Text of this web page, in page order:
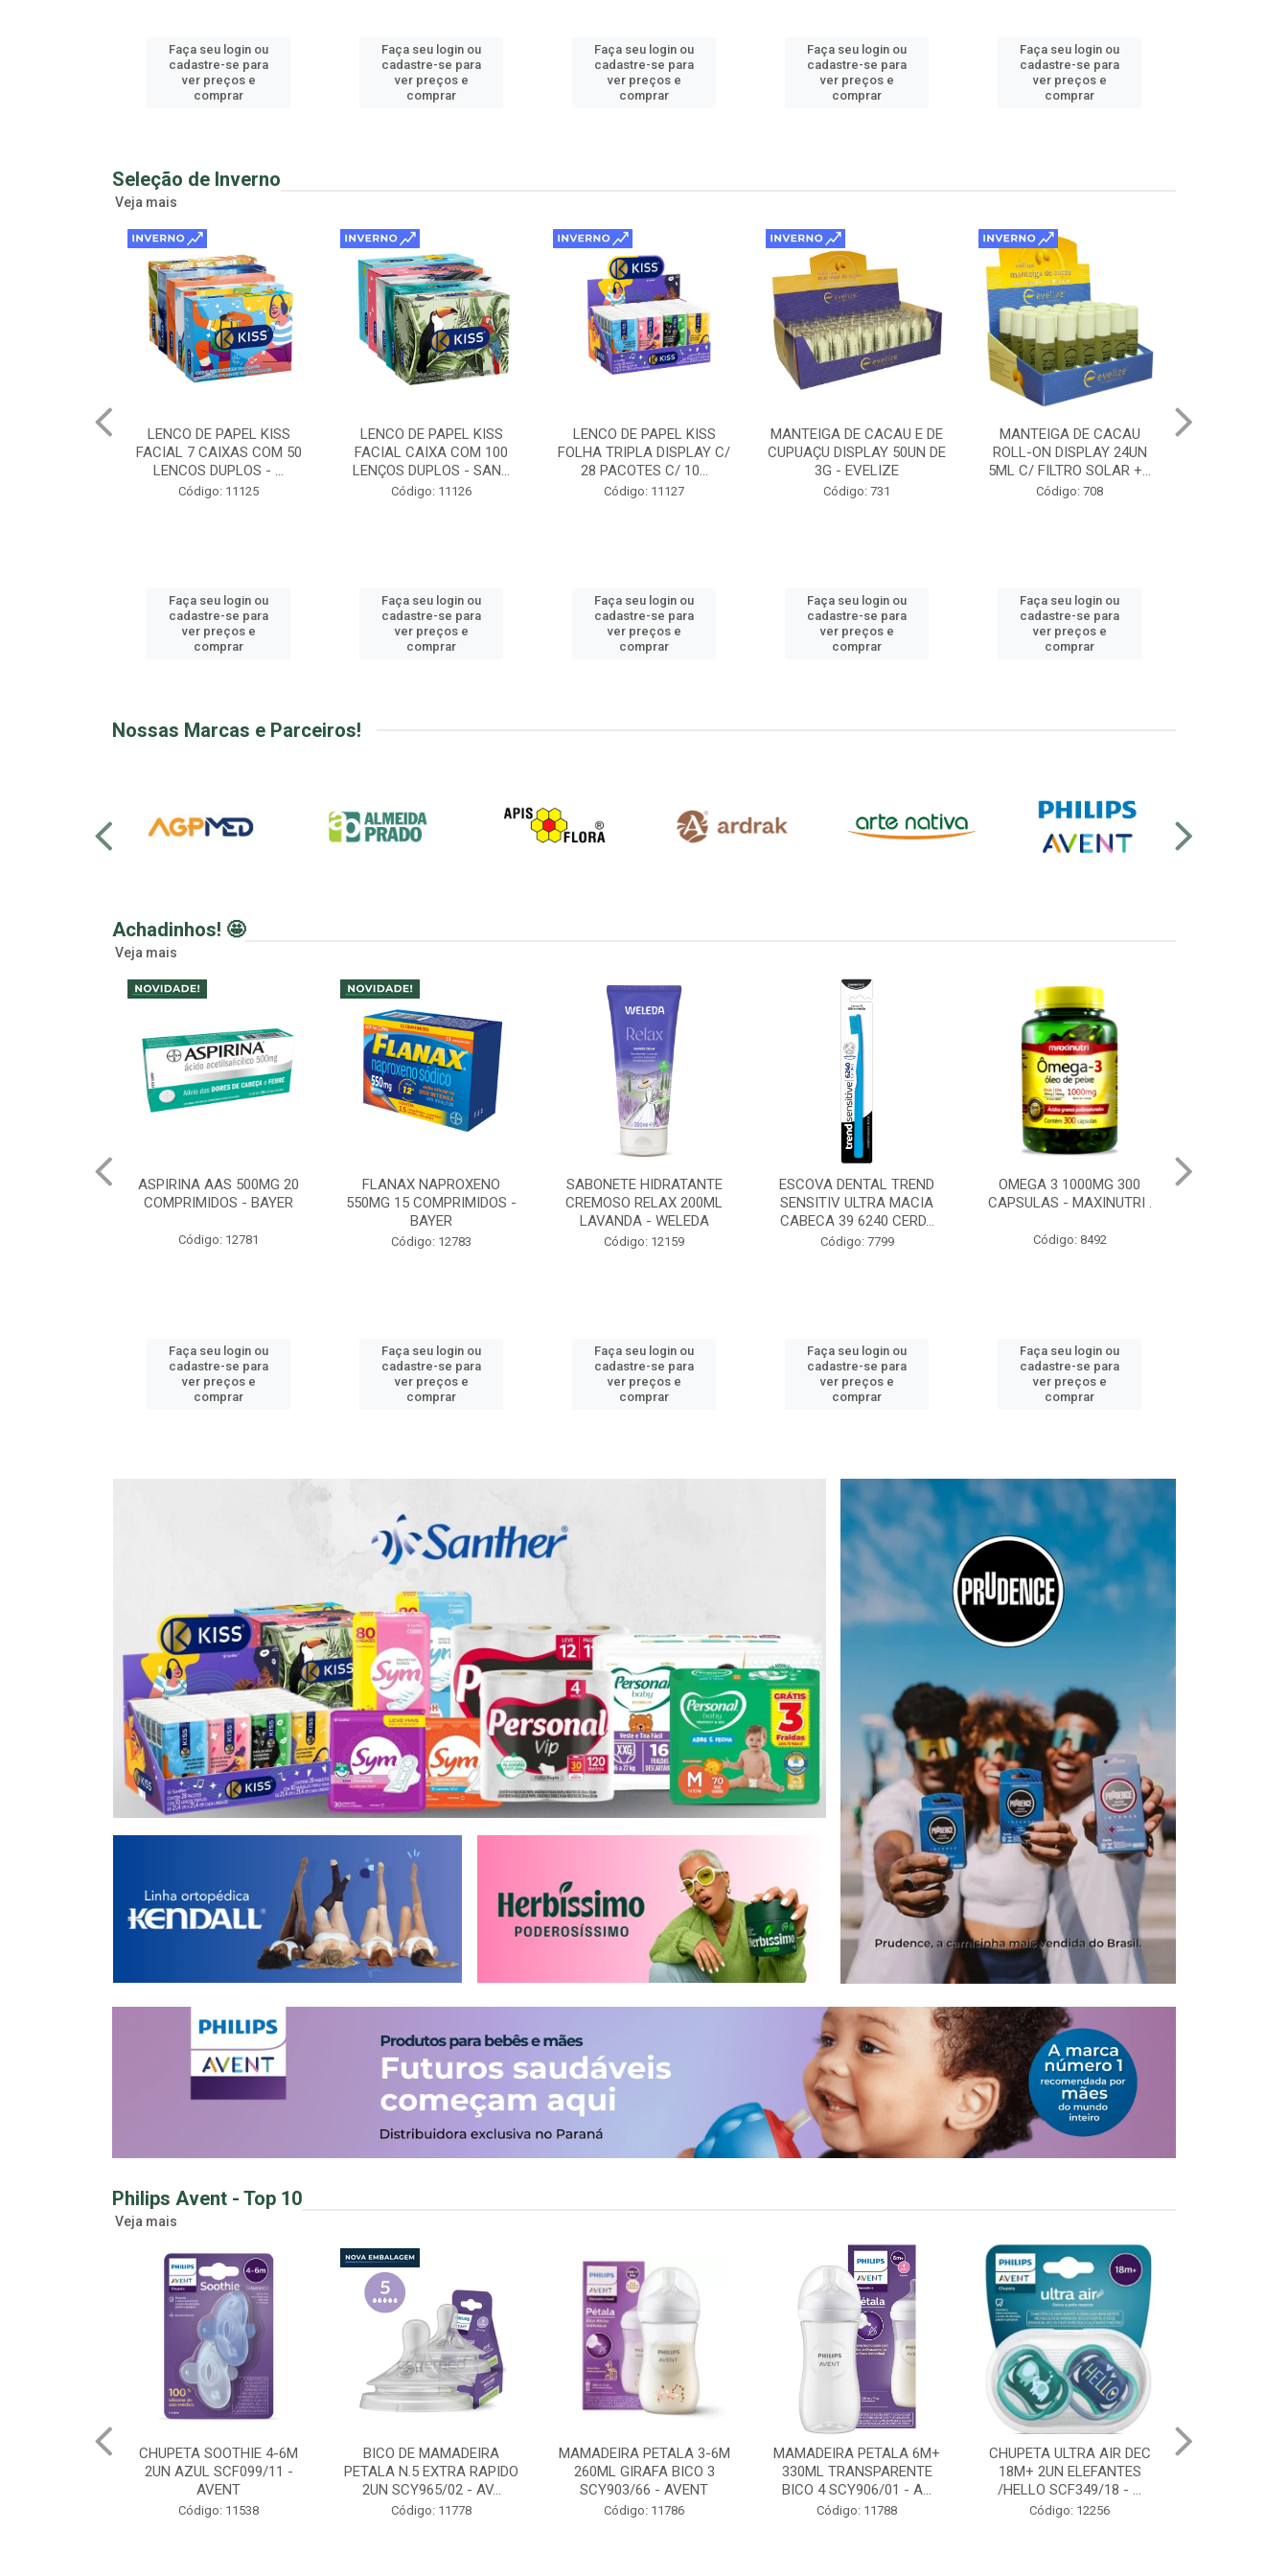
Faça seu login ou
cadastre-se para
ver preços e
comprar
Faça seu login ou
cadastre-se para
ver preços e
comprar
Faça seu login ou
cadastre-se para
ver preços e
comprar
Faça seu login ou
cadastre-se para
ver preços e
comprar
Faça seu login ou
cadastre-se para
ver preços e
comprar
Seleção de Inverno
Veja mais
LENCO DE PAPEL KISS
FACIAL CAIXA COM 100
LENÇOS DUPLOS - SAN...
Código: 11126
Faça seu login ou
cadastre-se para
ver preços e
comprar
LENCO DE PAPEL KISS
FOLHA TRIPLA DISPLAY C/
28 PACOTES C/ 10...
Código: 11127
Faça seu login ou
cadastre-se para
ver preços e
comprar
MANTEIGA DE CACAU E DE
CUPUAÇU DISPLAY 50UN DE
3G - EVELIZE
Código: 731
Faça seu login ou
cadastre-se para
ver preços e
comprar
MANTEIGA DE CACAU
ROLL-ON DISPLAY 24UN
5ML C/ FILTRO SOLAR +...
Código: 708
Faça seu login ou
cadastre-se para
ver preços e
comprar
BEPANTOL DERMA
REGENERADOR LABIAL
7,5ML BALM PARA LABIOS
SEC...
Faça seu login ou
cadastre-se para
ver preços e
comprar
Nossas Marcas e Parceiros!
Achadinhos! 🤩
Veja mais
FLANAX NAPROXENO
550MG 15 COMPRIMIDOS -
Código: 12783
Faça seu login ou
cadastre-se para
ver preços e
comprar
SABONETE HIDRATANTE
CREMOSO RELAX 200ML
LAVANDA - WELEDA
Código: 12159
Faça seu login ou
cadastre-se para
ver preços e
comprar
ESCOVA DENTAL TREND
SENSITIV ULTRA MACIA
CABECA 39 6240 CERD...
Código: 7799
Faça seu login ou
cadastre-se para
ver preços e
comprar
OMEGA 3 1000MG 300
CAPSULAS - MAXINUTRI .
Código: 8492
Faça seu login ou
cadastre-se para
ver preços e
comprar
B MAX COMPLEXO B 60
CAPSULAS - MEDINAL .
Código: 11154
Faça seu login ou
cadastre-se para
ver preços e
comprar
Philips Avent - Top 10
Veja mais
BICO DE MAMADEIRA
PETALA N.5 EXTRA RAPIDO
2UN SCY965/02 - AV...
Código: 11778
MAMADEIRA PETALA 3-6M
260ML GIRAFA BICO 3
SCY903/66 - AVENT
Código: 11786
MAMADEIRA PETALA 6M+
330ML TRANSPARENTE
BICO 4 SCY906/01 - A...
Código: 11788
CHUPETA ULTRA AIR DEC
18M+ 2UN ELEFANTES
/HELLO SCF349/18 - ...
Código: 12256
CHUPETA ULTRA AIR DEC 0-
6M PINGUIM AZUL 1UN
SCF081/03 - AVEN...
Código: 11684